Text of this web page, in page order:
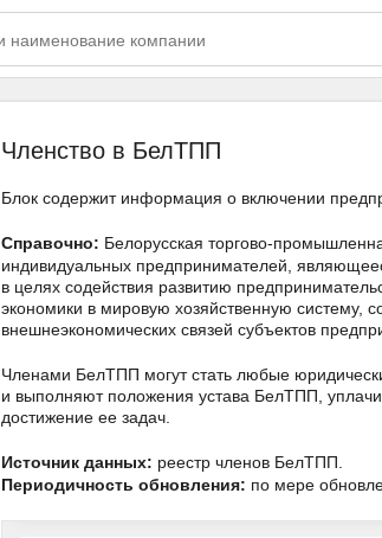
Членство в БелТПП
Блок содержит информация о включении
Справочно: Белорусская торгово-
индивидуальных предпринимателей,
в целях содействия развитию
экономики в мировую хозяйственную систему,
внешнеэкономических связей субъектов
Членами БелТПП могут стать любые
и выполняют положения устава БелТПП,
достижение ее задач.
Источник данных: реестр членов БелТПП.
Периодичность обновления: по мере